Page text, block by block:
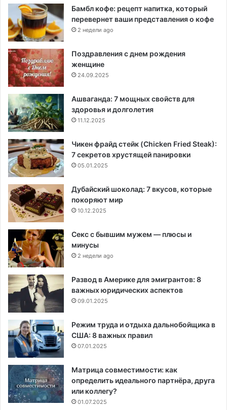
Бамбл кофе: рецепт напитка, который
перевернет ваши представления о кофе
2 недели ago
Поздравления с днем рождения
женщине
24.09.2025
Ашваганда: 7 мощных свойств для
здоровья и долголетия
11.12.2025
Чикен фрайд стейк (Chicken Fried Steak):
7 секретов хрустящей панировки
05.01.2025
Дубайский шоколад: 7 вкусов, которые
покоряют мир
10.12.2025
Секс с бывшим мужем — плюсы и
минусы
2 недели ago
Развод в Америке для эмигрантов: 8
важных юридических аспектов
09.01.2025
Режим труда и отдыха дальнобойщика в
США: 8 важных правил
07.01.2025
Матрица совместимости: как
определить идеального партнёра, друга
или коллегу?
01.07.2025